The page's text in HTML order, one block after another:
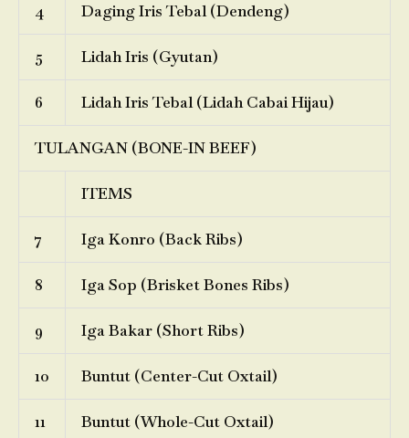
4 Daging Iris Tebal (Dendeng)
5 Lidah Iris (Gyutan)
6 Lidah Iris Tebal (Lidah Cabai Hijau)
TULANGAN (BONE-IN BEEF)
ITEMS
7 Iga Konro (Back Ribs)
8 Iga Sop (Brisket Bones Ribs)
9 Iga Bakar (Short Ribs)
10 Buntut (Center-Cut Oxtail)
11 Buntut (Whole-Cut Oxtail)